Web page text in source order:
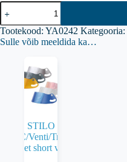
STILO
WRC/Venti/Trophy
kiivri
visiiri
kruvide
Tootekood: YA0242 Kategooria:
Sulle võib meeldida ka…
STILO
WRC/Venti/Trophy
helmet short visors